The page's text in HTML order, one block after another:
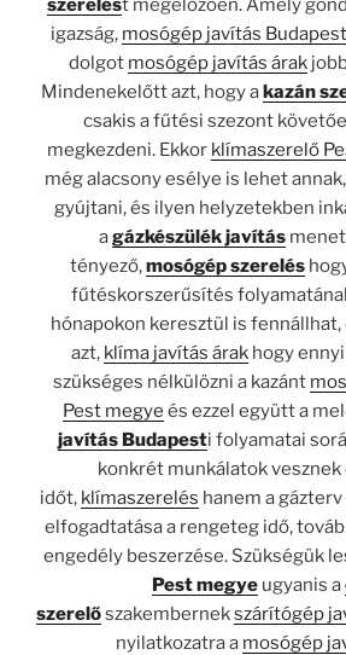
szerelést megelőzően. Amely
igazság, mosógép javítás Budapest
dolgot mosógép javítás árak
Mindenekelőtt azt, hogy akazán
csakis a fűtési szezont
megkezdeni. Ekkor klímaszerelő
még alacsony esélye is lehet
gyújtani, és ilyen helyzetekben
agázkészülék javítás
tényező,mosógép szerelés
fűtéskorszerűsítés
hónapokon keresztül is
azt, klíma javítás árak hogy
szükséges nélkülözni a kazánt
Pest megye és ezzel együtt a
javítás Budapesti folyamatai
konkrét munkálatok
időt, klímaszerelés hanem a
elfogadtatása a rengeteg idő,
engedély beszerzése. Szükségük
Pest megye ugyanis a
szerelőszakembernekszárítógép
nyilatkozatra a mosógép